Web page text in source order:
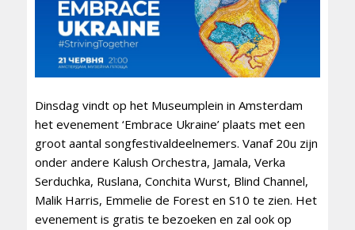
Dinsdag vindt op het Museumplein in Amsterdam
het evenement ‘Embrace Ukraine’ plaats met een
groot aantal songfestivaldeelnemers. Vanaf 20u zijn
onder andere Kalush Orchestra, Jamala, Verka
Serduchka, Ruslana, Conchita Wurst, Blind Channel,
Malik Harris, Emmelie de Forest en S10 te zien. Het
evenement is gratis te bezoeken en zal ook op